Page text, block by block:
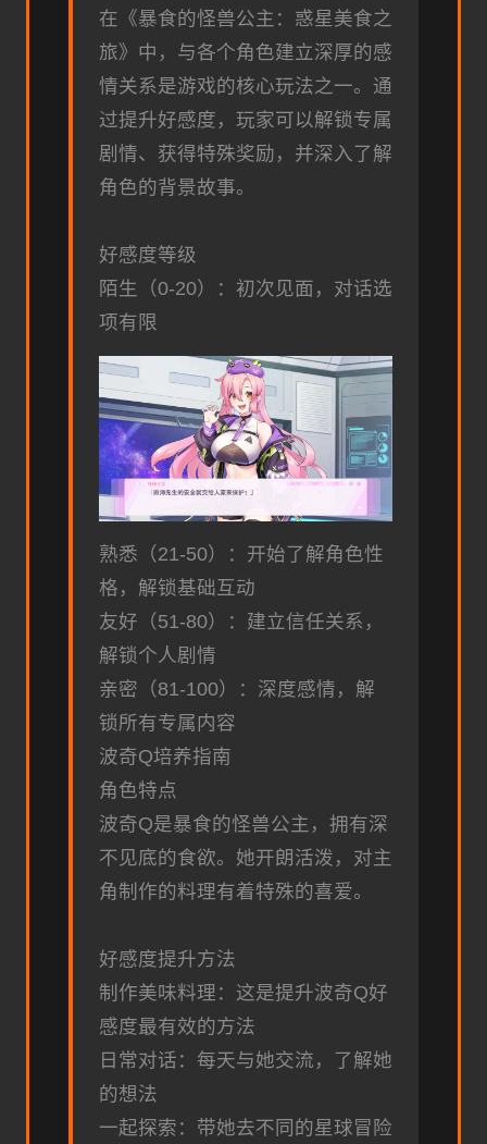
在《暴食的怪兽公主：惑星美食之
旅》中，与各个角色建立深厚的感
情关系是游戏的核心玩法之一。通
过提升好感度，玩家可以解锁专属
剧情、获得特殊奖励，并深入了解
角色的背景故事。
好感度等级
陌生（0-20）：初次见面，对话选
项有限
熟悉（21-50）：开始了解角色性
格，解锁基础互动
友好（51-80）：建立信任关系，
解锁个人剧情
亲密（81-100）：深度感情，解
锁所有专属内容
波奇Q培养指南
角色特点
波奇Q是暴食的怪兽公主，拥有深
不见底的食欲。她开朗活泼，对主
角制作的料理有着特殊的喜爱。
好感度提升方法
制作美味料理：这是提升波奇Q好
感度最有效的方法
日常对话：每天与她交流，了解她
的想法
一起探索：带她去不同的星球冒险